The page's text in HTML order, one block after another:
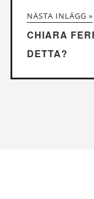
NÄSTA INLÄGG »
CHIARA
DETTA?